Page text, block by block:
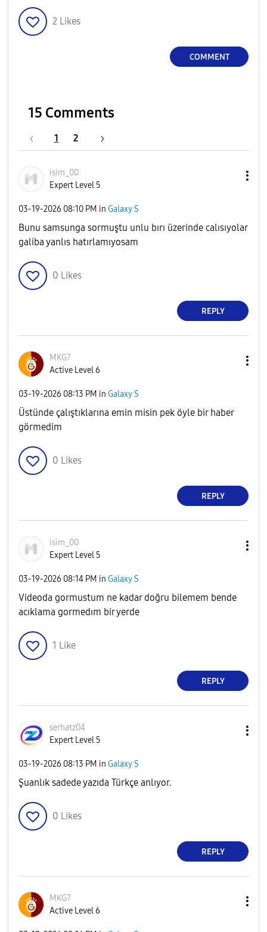
2 Likes
COMMENT
15 Comments
1 2
isim_00
Expert Level 5
‎03-19-2026 08:10 PM in Galaxy S
Bunu samsunga sormuştu unlu bırı üzerinde calısıyolar
galiba yanlıs hatırlamıyosam
0 Likes
REPLY
MKG7
Active Level 6
‎03-19-2026 08:13 PM in Galaxy S
Üstünde çalıştıklarına emin misin pek öyle bir haber
görmedim
0 Likes
REPLY
isim_00
Expert Level 5
‎03-19-2026 08:14 PM in Galaxy S
Videoda gormustum ne kadar doğru bilemem bende
acıklama gormedım bir yerde
1 Like
REPLY
serhatz04
Expert Level 5
‎03-19-2026 08:13 PM in Galaxy S
Şuanlık sadede yazıda Türkçe anlıyor.
0 Likes
REPLY
MKG7
Active Level 6